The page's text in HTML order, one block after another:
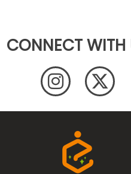
CONNECT WITH